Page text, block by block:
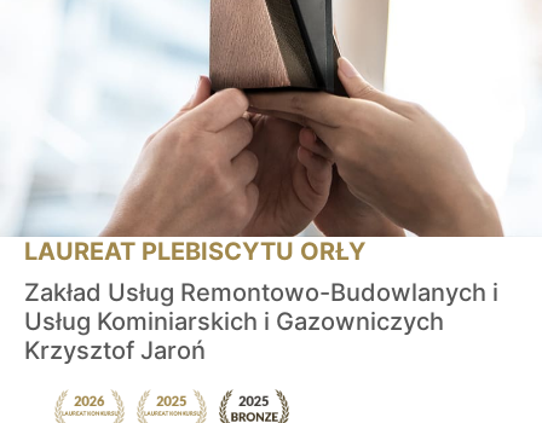
LAUREAT PLEBISCYTU ORŁY
Zakład Usług Remontowo-Budowlanych i
Usług Kominiarskich i Gazowniczych
Krzysztof Jaroń